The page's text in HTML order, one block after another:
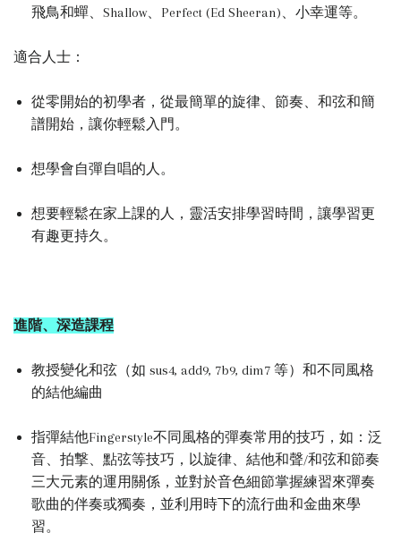
飛鳥和蟬、Shallow、Perfect (Ed Sheeran)、小幸運等。
適合人士：
從零開始的初學者，從最簡單的旋律、節奏、和弦和簡
譜開始，讓你輕鬆入門。
想學會自彈自唱的人。
想要輕鬆在家上課的人， 靈活安排學習時間，讓學習更
有趣更持久。
進階、深造課程
教授變化和弦（如 sus4, add9, 7b9, dim7 等）和不同風格
的結他編曲
指彈結他Fingerstyle不同風格的彈奏常用的技巧，如：泛
音、拍撃、點弦等技巧，以旋律、結他和聲/和弦和節奏
三大元素的運用關係，並對於音色細節掌握練習來彈奏
歌曲的伴奏或獨奏，並利用時下的流行曲和金曲來學
習。